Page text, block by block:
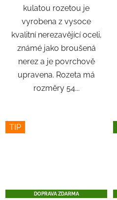
kulatou rozetou je
vyrobena z vysoce
kvalitní nerezavějící oceli,
známé jako broušená
nerez a je povrchově
upravena. Rozeta má
rozměry 54...
TIP
DOPRAVA ZDARMA